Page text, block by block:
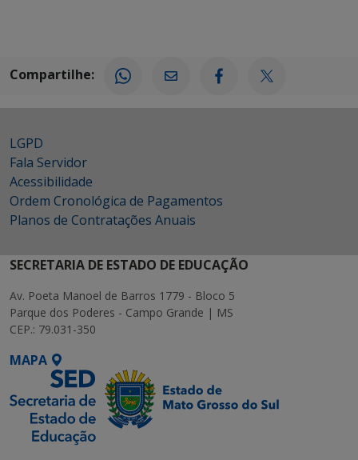
Compartilhe:
LGPD
Fala Servidor
Acessibilidade
Ordem Cronológica de Pagamentos
Planos de Contratações Anuais
SECRETARIA DE ESTADO DE EDUCAÇÃO
Av. Poeta Manoel de Barros 1779 - Bloco 5
Parque dos Poderes - Campo Grande | MS
CEP.: 79.031-350
MAPA